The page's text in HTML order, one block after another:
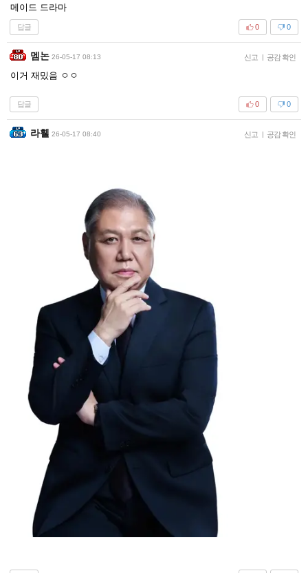
메이드 드라마
답글 0
0
멤논 26-05-17 08:13 신고 | 공감 확인
이거 재밌음 ㅇㅇ
답글 0
0
라휄 26-05-17 08:40 신고 | 공감 확인